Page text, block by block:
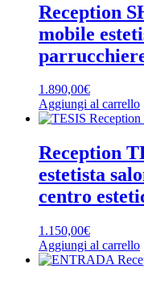
Reception
mobile
1.890,00€
Aggiungi al carrello
Reception
estetista
centro
1.150,00€
Aggiungi al carrello